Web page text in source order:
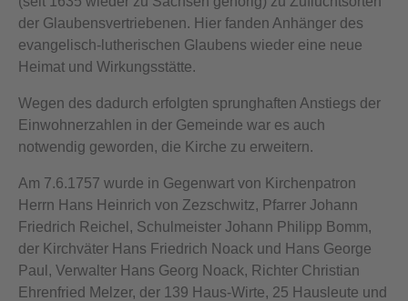
der Glaubensvertriebenen. Hier fanden Anhänger des
evangelisch-lutherischen Glaubens wieder eine neue
Heimat und Wirkungsstätte.
Wegen des dadurch erfolgten sprunghaften Anstiegs der
Einwohnerzahlen in der Gemeinde war es auch
notwendig geworden, die Kirche zu erweitern.
Am 7.6.1757 wurde in Gegenwart von Kirchenpatron
Herrn Hans Heinrich von Zezschwitz, Pfarrer Johann
Friedrich Reichel, Schulmeister Johann Philipp Bomm,
der Kirchväter Hans Friedrich Noack und Hans George
Paul, Verwalter Hans Georg Noack, Richter Christian
Ehrenfried Melzer, der 139 Haus-Wirte, 25 Hausleute und